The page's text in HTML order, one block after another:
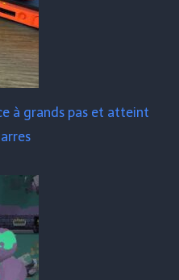
à grands pas et atteint